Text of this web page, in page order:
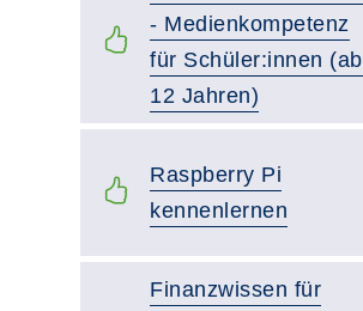
- Medienkompetenz
für Schüler:innen (ab
12 Jahren)
Raspberry Pi
kennenlernen
Finanzwissen für